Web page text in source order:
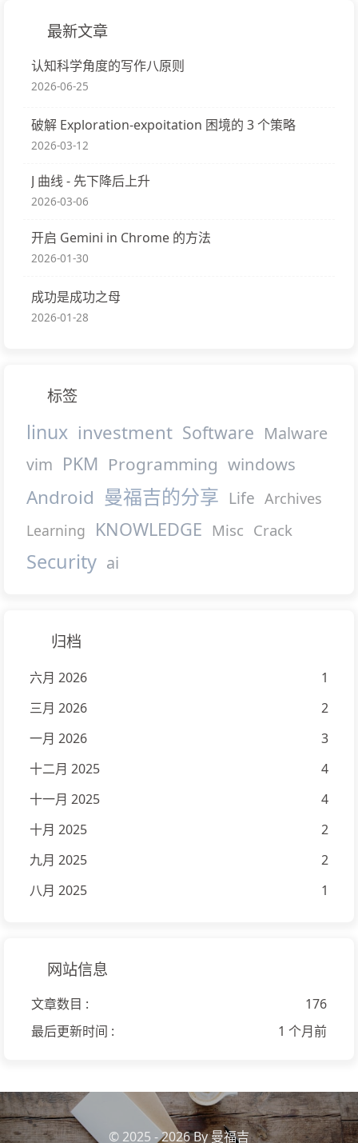
最新文章
认知科学角度的写作八原则
2026-06-25
破解 Exploration-expoitation 困境的 3 个策略
2026-03-12
J 曲线 - 先下降后上升
2026-03-06
开启 Gemini in Chrome 的方法
2026-01-30
成功是成功之母
2026-01-28
标签
linux investment Software Malware
vim PKM Programming windows
Android 曼福吉的分享 Life Archives
Learning
KNOWLEDGE Misc Crack
Security ai
归档
六月 2026
1
三月 2026
2
一月 2026
3
十二月 2025
4
十一月 2025
4
十月 2025
2
九月 2025
2
八月 2025
1
网站信息
文章数目 :
176
最后更新时间 :
1 个月前
© 2025 - 2026 By 曼福吉